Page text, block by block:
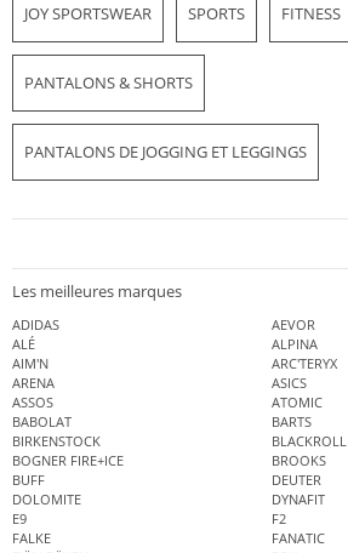
JOY SPORTSWEAR SPORTS FITNESS
PANTALONS & SHORTS
PANTALONS DE JOGGING ET LEGGINGS
Les meilleures marques
ADIDAS
AEVOR
ALÉ
ALPINA
AIM'N
ARC'TERYX
ARENA
ASICS
ASSOS
ATOMIC
BABOLAT
BARTS
BIRKENSTOCK
BLACKROLL
BOGNER FIRE+ICE
BROOKS
BUFF
DEUTER
DOLOMITE
DYNAFIT
E9
F2
FALKE
FANATIC